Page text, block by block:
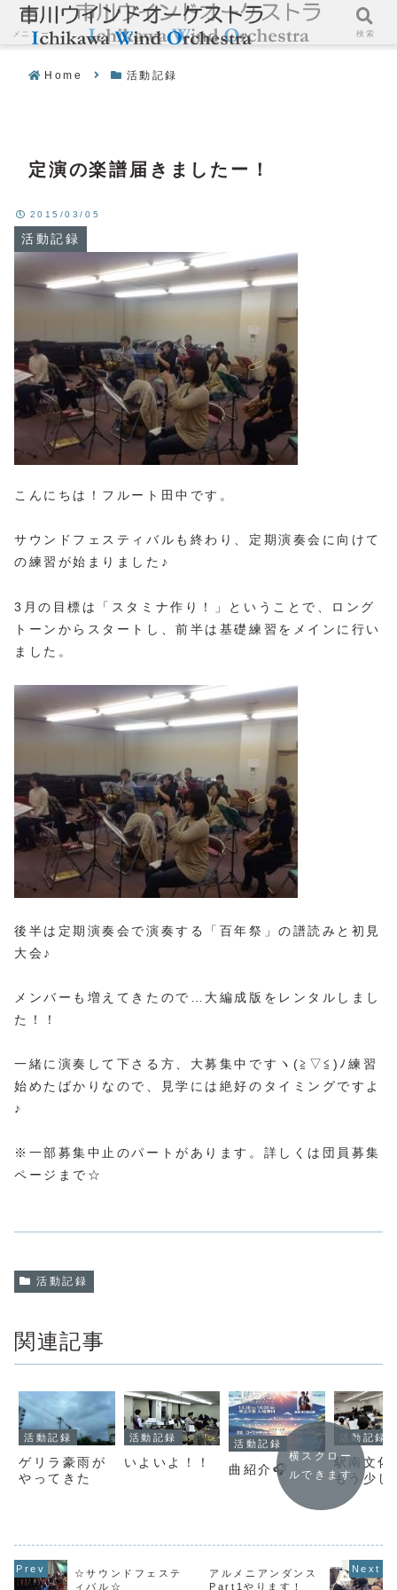
Home 活動記録
定演の楽譜届きましたー！
活動記録
2015/03/05
こんにちは！フルート田中です。
サウンドフェスティバルも終わり、定期演奏会に向けて
の練習が始まりました♪
3月の目標は「スタミナ作り！」ということで、ロング
トーンからスタートし、前半は基礎練習をメインに行い
ました。
後半は定期演奏会で演奏する「百年祭」の譜読みと初見
大会♪
メンバーも増えてきたので…大編成版をレンタルしまし
た！！
一緒に演奏して下さる方、大募集中ですヽ(≧▽≦)ﾉ練習
始めたばかりなので、見学には絶好のタイミングですよ
♪
※一部募集中止のパートがあります。詳しくは団員募集
ページまで☆
活動記録
関連記事
活動記録
ゲリラ豪雨が
やってきた
活動記録
いよいよ！！
活動記録
曲紹介🎧
活動記録
駅南文化
もう少し
横スクロー
ルできます
☆サウンドフェステ
ィバル☆
アルメニアンダンス
Part1やります！
メニュー 検索